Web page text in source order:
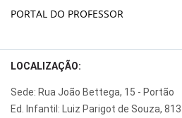
PORTAL DO PROFESSOR
LOCALIZAÇÃO:
Sede: Rua João Bettega, 15 - Portão
Ed. Infantil: Luiz Parigot de Souza,